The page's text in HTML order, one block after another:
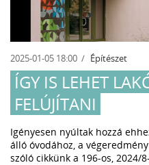
2025-01-05 18:00 Építészet
ÍGY IS LEHET
FELÚJÍTANI
Igényesen nyúltak hozzá
álló óvodához, a
szóló cikkünk a 196-os, 2024/